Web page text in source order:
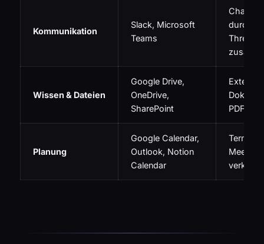
Kommunikation
Slack, Microsoft
Teams
Chat-
Threads
Wissen & Dateien
Google Drive,
OneDrive,
SharePoint
Externe
PDFs
Planung
Google Calendar,
Outlook, Notion
Calendar
Termin-